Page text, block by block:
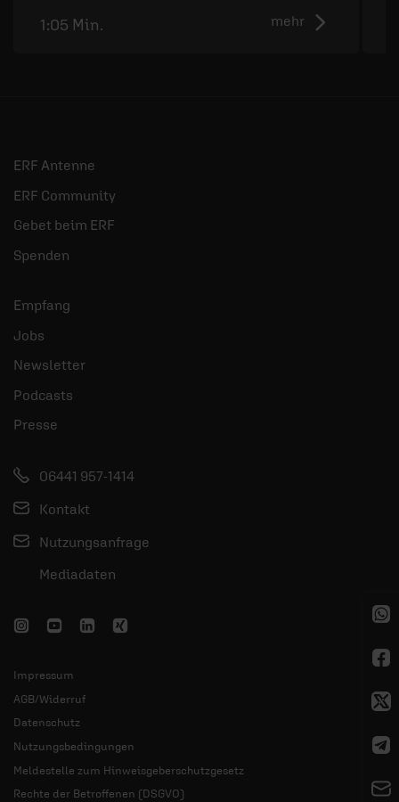
mehr
1:05 Min.
ERF Antenne
ERF Community
Gebet beim ERF
Spenden
Empfang
Jobs
Newsletter
Podcasts
Presse
06441 957-1414
Kontakt
Nutzungsanfrage
Mediadaten
Impressum
AGB/Widerruf
Datenschutz
Nutzungsbedingungen
Meldestelle zum Hinweisgeberschutzgesetz
Rechte der Betroffenen (DSGVO)